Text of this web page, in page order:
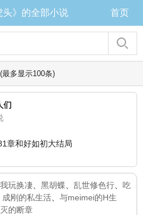
头》的全部小说 首页
(最多显示100条)
们
章和好如初大结局
玩换凄 黑胡蝶 乱世修色行
吃
成刚的私生活
与meimei的H生
的断章